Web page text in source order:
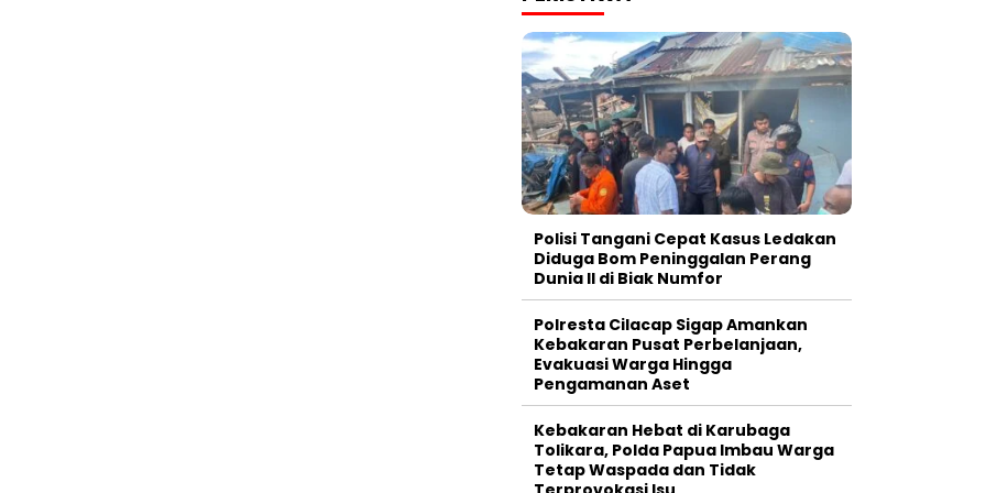
Polisi Tangani Cepat Kasus Ledakan
Diduga Bom Peninggalan Perang
Dunia II di Biak Numfor
Polresta Cilacap Sigap Amankan
Kebakaran Pusat Perbelanjaan,
Evakuasi Warga Hingga
Pengamanan Aset
Kebakaran Hebat di Karubaga
Tolikara, Polda Papua Imbau Warga
Tetap Waspada dan Tidak